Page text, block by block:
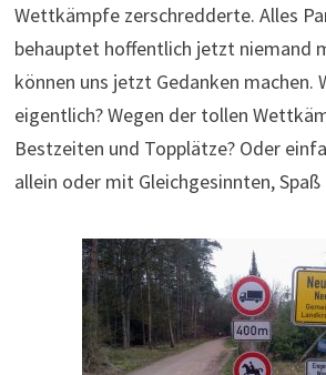
Wettkämpfe zerschredderte. Alles
behauptet hoffentlich jetzt niemand
können uns jetzt Gedanken machen.
eigentlich? Wegen der tollen
Bestzeiten und Topplätze? Oder
allein oder mit Gleichgesinnten, Spaß